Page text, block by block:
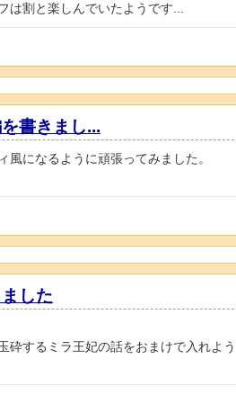
割と楽しんでいたようです...
書きまし...
になるように頑張ってみました。
した
砕するミラ王妃の話をおまけで入れよ